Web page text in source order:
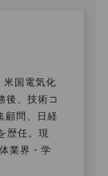
米国電気化
後、技術コ
問、日経
歴任。現
業界・学